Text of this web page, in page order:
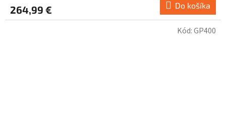
264,99 € Do košíka
Kód:GP400